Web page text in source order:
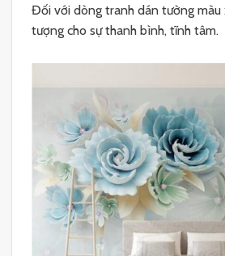
Đối với dòng tranh dán tường màu
tượng cho sự thanh bình, tĩnh tâm.